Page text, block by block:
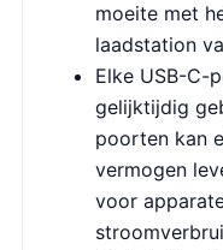
moeite met
laadstation
Elke USB-C-
gelijktijdig
poorten kan
vermogen
voor